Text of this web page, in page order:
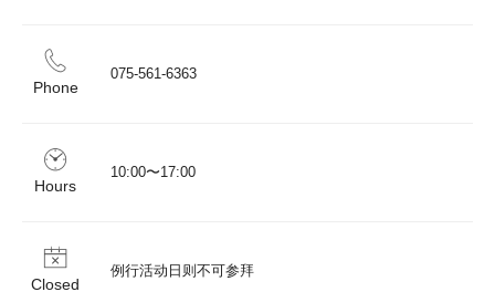
Phone
075-561-6363
Hours
10:00〜17:00
Closed
例行活动日则不可参拜